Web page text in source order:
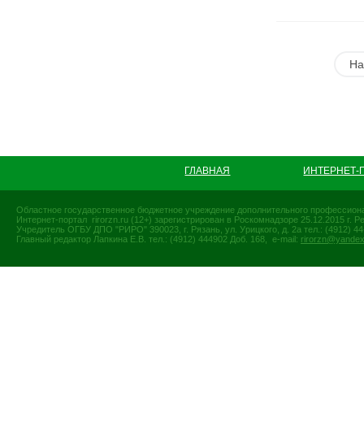
ГЛАВНАЯ
Областное государственное бюджетное учреждение дополнительного
Интернет-портал rirorzn.ru (12+) зарегистрирован в Роскомнадзоре 25.12.2015
Учредитель ОГБУ ДПО "РИРО" 390023, г. Рязань, ул. Урицкого, д. 2а тел.: (4912)
Главный редактор Лапкина Е.В. тел.: (4912) 444902 Доб. 168, e-mail: